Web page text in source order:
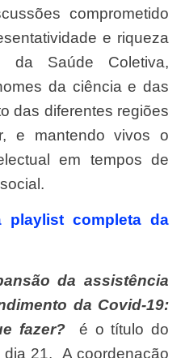
comprometido
e riqueza
da Saúde Coletiva,
da ciência e das
das diferentes regiões
e mantendo vivos o
em tempos de
playlist completa da
da Covid-19:
fazer?é o título do
dia 21. A coordenação